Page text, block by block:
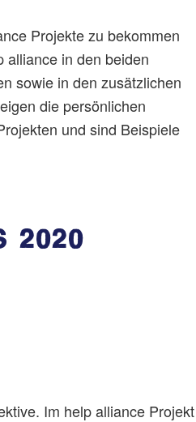
Projekte zu bekommen
alliance in den beiden
sowie in den zusätzlichen
die persönlichen
und sind Beispiele
2020
Im help alliance Projekt